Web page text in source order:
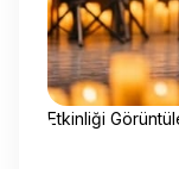
Etkinliği